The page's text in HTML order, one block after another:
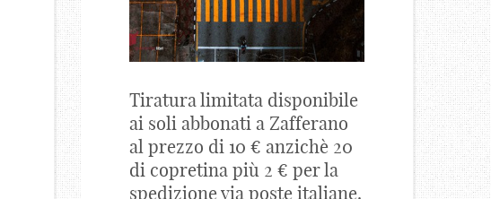
Tiratura limitata disponibile
ai soli abbonati a Zafferano
al prezzo di 10 € anzichè 20
di copretina più 2 € per la
spedizione via poste italiane.